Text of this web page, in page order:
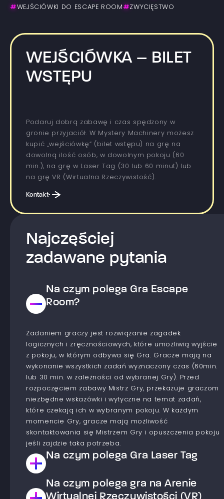
#WEJŚCIÓWKI DO ESCAPE ROOM #ZWYCIĘSTWO
WEJŚCIÓWKA – BILET
WSTĘPU
Podaruj dobrą zabawę i czas spędzony w
gronie przyjaciół. W Mystery Machinery możesz
kupić „wejściówkę” (bilet wstępu) na grę na
dowolną ilość osób, w dowolnym pokoju (60
min.), na grę w Laser Tag (30 lub 60 minut) lub
na grę VR (Wirtualna Rzeczywistość).
Kontakt
Najczęściej
zadawane pytania
Na czym polega Gra Escape
Room?
Zadaniem graczy jest rozwiązanie zagadek
logicznych i zręcznościowych, które umożliwią wyjście
z pokoju, w którym odbywa się Gra. Gracze mają na
wykonanie wszystkich zadań wyznaczony czas (60min.
lub 30 min. w zależności od wybranej Gry). Przed
rozpoczęciem zabawy Mistrz Gry, przekazuje graczom
niezbędne wskazówki i wytyczne na temat zadań,
które czekają ich w wybranym pokoju. W każdym
momencie Gry, gracze mają możliwość
skontaktowania się Mistrzem Gry i opuszczenia pokoju
jeśli zajdzie taka potrzeba.
Na czym polega Gra Laser Tag
Jest to Gra typu paintball laserowy. Gracze dzielą się
na drużyny, które współzawodniczą ze sobą aby
Na czym polega gra na Arenie
Wirtualnej Rzeczywistości (VR)